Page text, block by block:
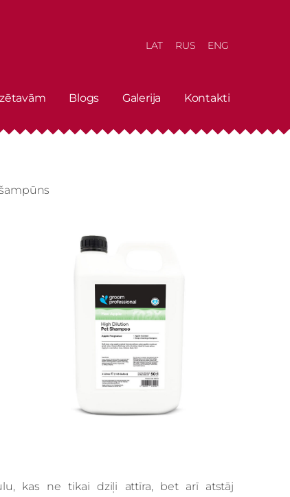
Blogs Galerija Kontakti
LAT RUS ENG
kas ne tikai dziļi attīra, bet arī atstāj